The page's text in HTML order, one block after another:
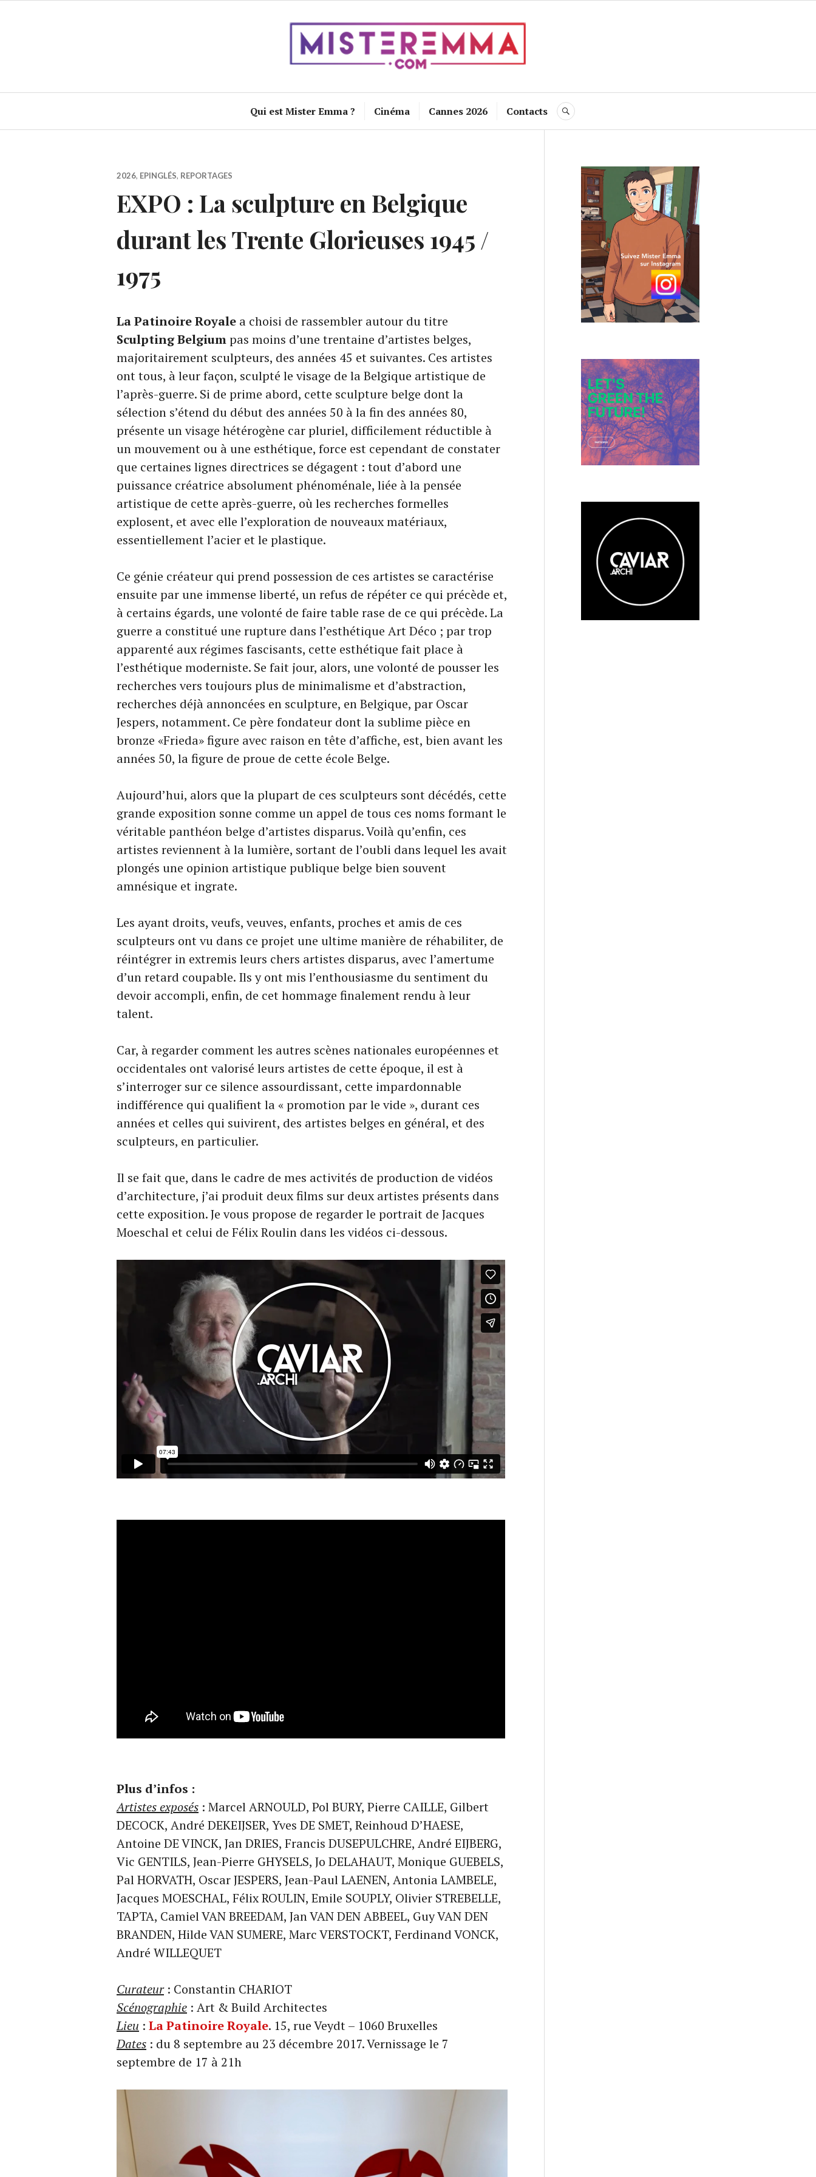
Qui est Mister Emma ? Cinéma Cannes 2026 Contacts RECHERCHE
2026, EPINGLÉS, REPORTAGES
EXPO : La sculpture en Belgique
durant les Trente Glorieuses 1945 /
1975
La Patinoire Royale a choisi de rassembler autour du titre
Sculpting Belgiumpas moins d’une trentaine d’artistes belges,
majoritairement sculpteurs, des années 45 et suivantes. Ces artistes
ont tous, à leur façon, sculpté le visage de la Belgique artistique de
l’après-guerre. Si de prime abord, cette sculpture belge dont la
sélection s’étend du début des années 50 à la fin des années 80,
présente un visage hétérogène car pluriel, difficilement réductible à
un mouvement ou à une esthétique, force est cependant de constater
que certaines lignes directrices se dégagent : tout d’abord une
puissance créatrice absolument phénoménale, liée à la pensée
artistique de cette après-guerre, où les recherches formelles
explosent, et avec elle l’exploration de nouveaux matériaux,
essentiellement l’acier et le plastique.
Ce génie créateur qui prend possession de ces artistes se caractérise
ensuite par une immense liberté, un refus de répéter ce qui précède et,
à certains égards, une volonté de faire table rase de ce qui précède. La
guerre a constitué une rupture dans l’esthétique Art Déco ; par trop
apparenté aux régimes fascisants, cette esthétique fait place à
l’esthétique moderniste. Se fait jour, alors, une volonté de pousser les
recherches vers toujours plus de minimalisme et d’abstraction,
recherches déjà annoncées en sculpture, en Belgique, par Oscar
Jespers, notamment. Ce père fondateur dont la sublime pièce en
bronze «Frieda» figure avec raison en tête d’affiche, est, bien avant les
années 50, la figure de proue de cette école Belge.
Aujourd’hui, alors que la plupart de ces sculpteurs sont décédés, cette
grande exposition sonne comme un appel de tous ces noms formant le
véritable panthéon belge d’artistes disparus. Voilà qu’enfin, ces
artistes reviennent à la lumière, sortant de l’oubli dans lequel les avait
plongés une opinion artistique publique belge bien souvent
amnésique et ingrate.
Les ayant droits, veufs, veuves, enfants, proches et amis de ces
sculpteurs ont vu dans ce projet une ultime manière de réhabiliter, de
réintégrer in extremis leurs chers artistes disparus, avec l’amertume
d’un retard coupable. Ils y ont mis l’enthousiasme du sentiment du
devoir accompli, enfin, de cet hommage finalement rendu à leur
talent.
Car, à regarder comment les autres scènes nationales européennes et
occidentales ont valorisé leurs artistes de cette époque, il est à
s’interroger sur ce silence assourdissant, cette impardonnable
indifférence qui qualifient la « promotion par le vide », durant ces
années et celles qui suivirent, des artistes belges en général, et des
sculpteurs, en particulier.
Il se fait que, dans le cadre de mes activités de production de vidéos
d’architecture, j’ai produit deux films sur deux artistes présents dans
cette exposition. Je vous propose de regarder le portrait de Jacques
Moeschal et celui de Félix Roulin dans les vidéos ci-dessous.
Plus d’infos :
Artistes exposés : Marcel ARNOULD, Pol BURY, Pierre CAILLE, Gilbert
DECOCK, André DEKEIJSER, Yves DE SMET, Reinhoud D’HAESE,
Antoine DE VINCK, Jan DRIES, Francis DUSEPULCHRE, André EIJBERG,
Vic GENTILS, Jean-Pierre GHYSELS, Jo DELAHAUT, Monique GUEBELS,
Pal HORVATH, Oscar JESPERS, Jean-Paul LAENEN, Antonia LAMBELE,
Jacques MOESCHAL, Félix ROULIN, Emile SOUPLY, Olivier STREBELLE,
TAPTA, Camiel VAN BREEDAM, Jan VAN DEN ABBEEL, Guy VAN DEN
BRANDEN, Hilde VAN SUMERE, Marc VERSTOCKT, Ferdinand VONCK,
André WILLEQUET
Curateur: Constantin CHARIOT
Scénographie : Art & Build Architectes
Lieu : La Patinoire Royale. 15, rue Veydt – 1060 Bruxelles
Dates : du 8 septembre au 23 décembre 2017. Vernissage le 7
septembre de 17 à 21h